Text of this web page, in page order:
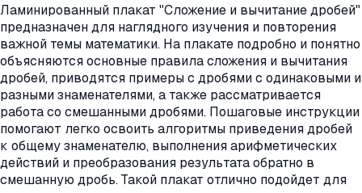
Ламинированный плакат "Сложение и вычитание дробей"
предназначен для наглядного изучения и повторения
важной темы математики. На плакате подробно и понятно
объясняются основные правила сложения и вычитания
дробей, приводятся примеры с дробями с одинаковыми и
разными знаменателями, а также рассматривается
работа со смешанными дробями. Пошаговые инструкции
помогают легко освоить алгоритмы приведения дробей
к общему знаменателю, выполнения арифметических
действий и преобразования результата обратно в
смешанную дробь. Такой плакат отлично подойдет для